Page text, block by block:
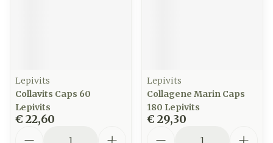
Lepivits
Collavits Caps 60
Lepivits
€ 22,60
Lepivits
Collagene Marin Caps
180 Lepivits
€ 29,30